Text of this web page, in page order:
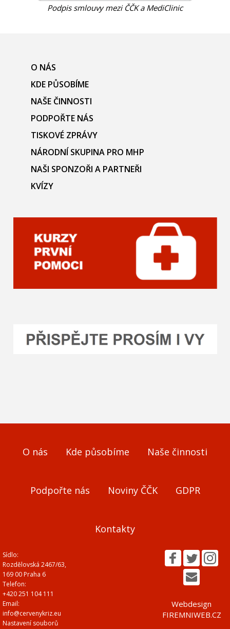
Podpis smlouvy mezi ČČK a MediClinic
O NÁS
KDE PŮSOBÍME
NAŠE ČINNOSTI
PODPOŘTE NÁS
TISKOVÉ ZPRÁVY
NÁRODNÍ SKUPINA PRO MHP
NAŠI SPONZOŘI A PARTNEŘI
KVÍZY
O nás Kde působíme Naše činnosti
Podpořte nás Noviny ČČK GDPR
Kontakty
Sídlo:
Rozdělovská 2467/63,
169 00 Praha 6
Telefon:
+420 251 104 111
Email:
info@cervenykriz.eu
Nastavení souborů
Webdesign
FIREMNIWEB.CZ